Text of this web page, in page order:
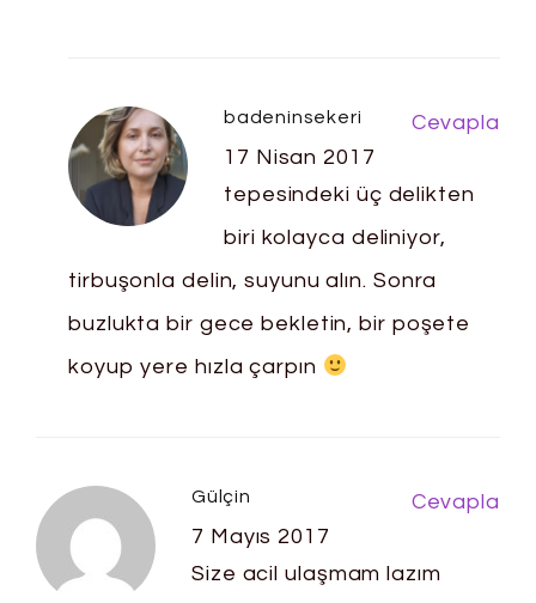
badeninsekeri
17 Nisan 2017
tepesindeki üç delikten
biri kolayca deliniyor,
tirbuşonla delin, suyunu alın. Sonra
buzlukta bir gece bekletin, bir poşete
koyup yere hızla çarpın
Cevapla
Gülçin
7 Mayıs 2017
Size acil ulaşmam lazım
Cevapla